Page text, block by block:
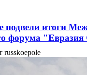
подвели итоги
форума "Евразия
russkoepole